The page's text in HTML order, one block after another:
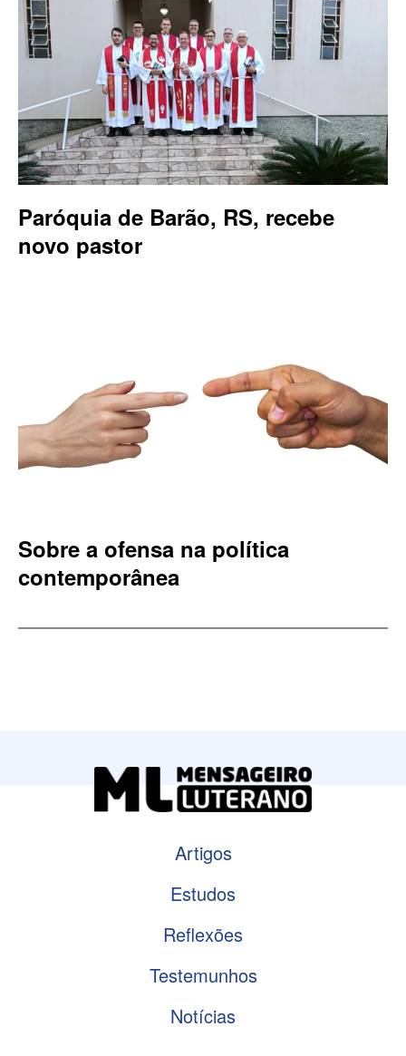
Paróquia de Barão, RS, recebe
novo pastor
Sobre a ofensa na política
contemporânea
Artigos
Estudos
Reflexões
Testemunhos
Notícias